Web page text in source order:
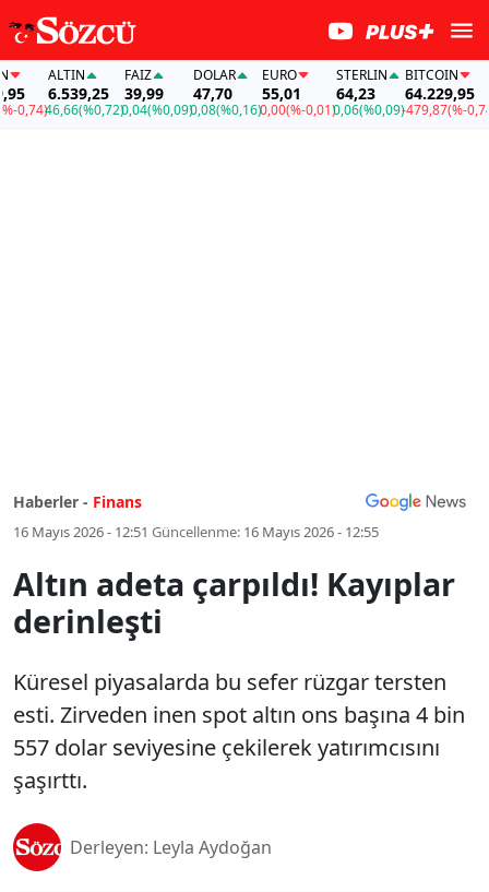
ALTIN
6.539,25
46,66(%0,72)
FAİZ
39,99
0,04(%0,09)
DOLAR
47,70
0,08(%0,16)
EURO
55,01
0,00(%-0,01)
STERLIN
64,23
0,06(%0,09)
BITCOIN
64.229,95
-479,87(%-0,74)
Haberler - Finans
16 Mayıs 2026 - 12:51 Güncellenme: 16 Mayıs 2026 - 12:55
Altın adeta çarpıldı! Kayıplar
derinleşti
Küresel piyasalarda bu sefer rüzgar tersten
esti. Zirveden inen spot altın ons başına 4 bin
557 dolar seviyesine çekilerek yatırımcısını
şaşırttı.
Derleyen: Leyla Aydoğan